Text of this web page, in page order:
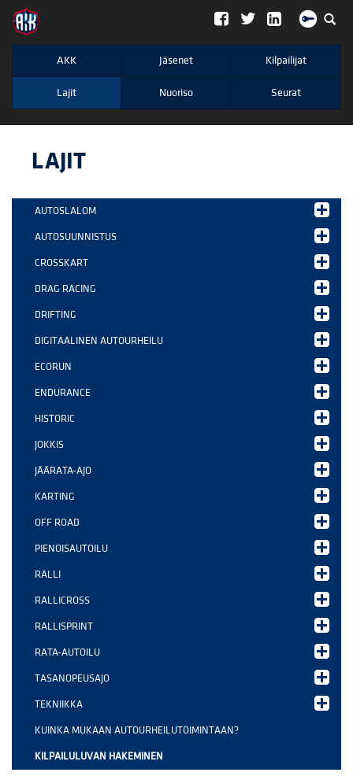
";
AKK Jäsenet Kilpailijat
Lajit Nuoriso Seurat
LAJIT
AUTOSLALOM
AUTOSUUNNISTUS
CROSSKART
DRAG RACING
DRIFTING
DIGITAALINEN AUTOURHEILU
ECORUN
ENDURANCE
HISTORIC
JOKKIS
JÄÄRATA-AJO
KARTING
OFF ROAD
PIENOISAUTOILU
RALLI
RALLICROSS
RALLISPRINT
RATA-AUTOILU
TASANOPEUSAJO
TEKNIIKKA
KUINKA MUKAAN AUTOURHEILUTOIMINTAAN?
KILPAILULUVAN HAKEMINEN